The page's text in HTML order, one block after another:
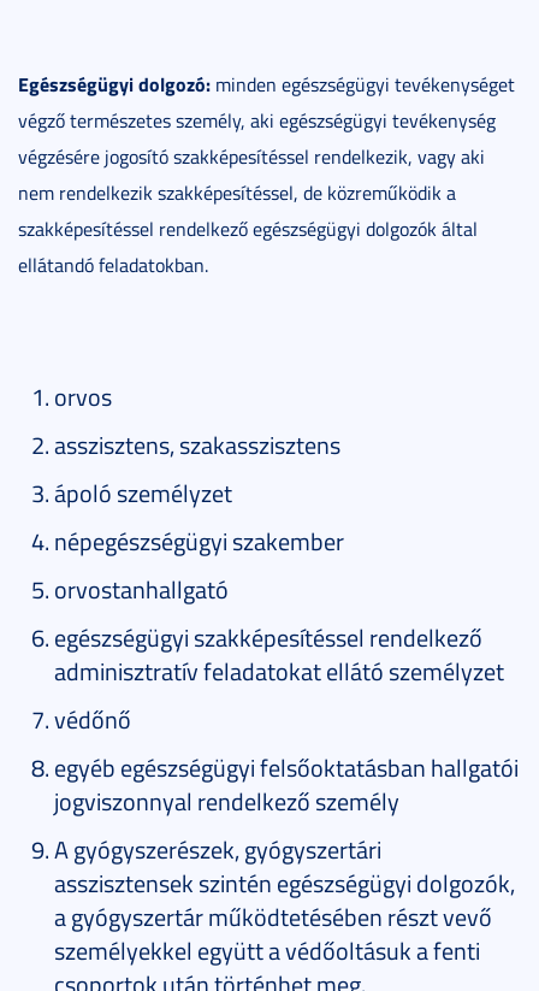
Egészségügyi dolgozó: minden egészségügyi tevékenységet
végző természetes személy, aki egészségügyi tevékenység
végzésére jogosító szakképesítéssel rendelkezik, vagy aki
nem rendelkezik szakképesítéssel, de közreműködik a
szakképesítéssel rendelkező egészségügyi dolgozók által
ellátandó feladatokban.
orvos
asszisztens, szakasszisztens
ápoló személyzet
népegészségügyi szakember
orvostanhallgató
egészségügyi szakképesítéssel rendelkező
adminisztratív feladatokat ellátó személyzet
védőnő
egyéb egészségügyi felsőoktatásban hallgatói
jogviszonnyal rendelkező személy
A gyógyszerészek, gyógyszertári
asszisztensek szintén egészségügyi dolgozók,
a gyógyszertár működtetésében részt vevő
személyekkel együtt a védőoltásuk a fenti
csoportok után történhet meg.